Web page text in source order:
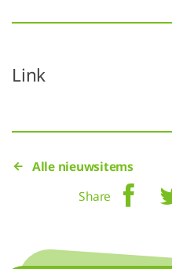
Link
Alle nieuwsitems
Share